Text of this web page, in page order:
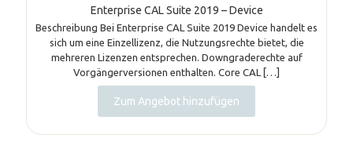
Enterprise CAL Suite 2019 – Device
Beschreibung Bei Enterprise CAL Suite 2019 Device handelt es
sich um eine Einzellizenz, die Nutzungsrechte bietet, die
mehreren Lizenzen entsprechen. Downgraderechte auf
Vorgängerversionen enthalten. Core CAL […]
Zum Angebot hinzufügen